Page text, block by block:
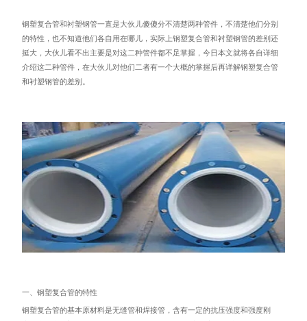
钢塑复合管和衬塑钢管一直是大伙儿傻傻分不清楚两种管件，不清楚他们分别
的特性，也不知道他们各自用在哪儿，实际上钢塑复合管和衬塑钢管的差别还
挺大，大伙儿看不出主要是对这二种管件都不足掌握，今日本文就将各自详细
介绍这二种管件，在大伙儿对他们二者有一个大概的掌握后再详解钢塑复合管
和衬塑钢管的差别。
一、钢塑复合管的特性
钢塑复合管的基本原材料是无缝管和焊接管，含有一定的抗压强度和强度刚